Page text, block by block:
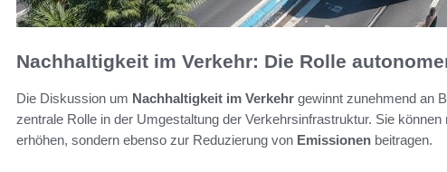
Nachhaltigkeit im Verkehr: Die Rolle
Die Diskussion um Nachhaltigkeit im Verkehr gewinnt zunehmend an
zentrale Rolle in der Umgestaltung der Verkehrsinfrastruktur. Sie
erhöhen, sondern ebenso zur Reduzierung von Emissionen beitragen.